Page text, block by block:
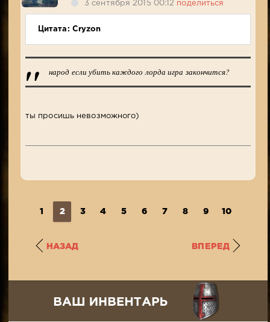
3 сентября 2015 00:12 поделиться
Цитата: Cryzon
народ если убить каждого лорда игра закончится?
ты просишь невозможного)
1 2 3 4 5 6 7 8 9 10
НАЗАД ВПЕРЕД